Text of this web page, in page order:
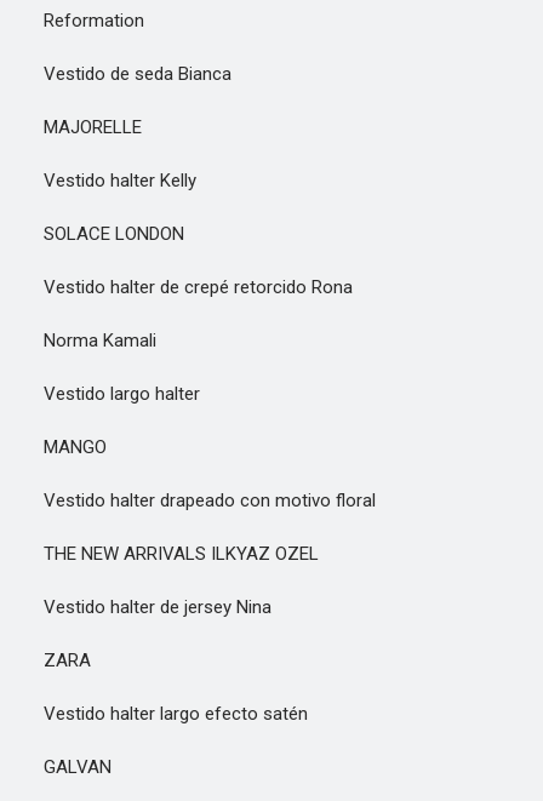
Reformation
Vestido de seda Bianca
MAJORELLE
Vestido halter Kelly
SOLACE LONDON
Vestido halter de crepé retorcido Rona
Norma Kamali
Vestido largo halter
MANGO
Vestido halter drapeado con motivo floral
THE NEW ARRIVALS ILKYAZ OZEL
Vestido halter de jersey Nina
ZARA
Vestido halter largo efecto satén
GALVAN